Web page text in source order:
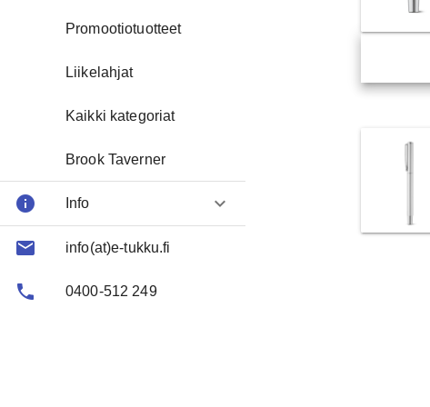
Promootiotuotteet
Liikelahjat
Kaikki kategoriat
Brook Taverner
info Info keyboard_arrow_down
About us
FAQ
email info(at)e-tukku.fi
phone 0400-512 249